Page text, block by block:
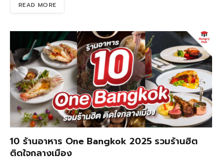
READ MORE
10 ร้านอาหาร One Bangkok 2025 รวมร้านฮิต
ติดใจกลางเมือง